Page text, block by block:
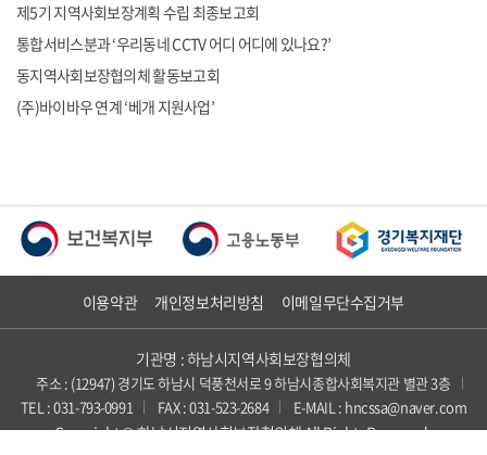
제5기 지역사회보장계획 수립 최종보고회
통합서비스분과 ‘우리동네 CCTV 어디 어디에 있나요?’
동지역사회보장협의체 활동보고회
(주)바이바우 연계 ‘베개 지원사업’
이용약관 개인정보처리방침 이메일무단수집거부
기관명 : 하남시지역사회보장협의체
주소 : (12947) 경기도 하남시 덕풍천서로 9 하남시종합사회복지관 별관 3층
TEL : 031-793-0991
FAX : 031-523-2684 E-MAIL : hncssa@naver.com
Copyright © 하남시지역사회보장협의체 All Rights Reserved.